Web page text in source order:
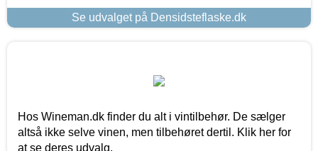
Se udvalget på Densidsteflaske.dk
Hos Wineman.dk finder du alt i vintilbehør. De sælger
altså ikke selve vinen, men tilbehøret dertil. Klik her for
at se deres udvalg.